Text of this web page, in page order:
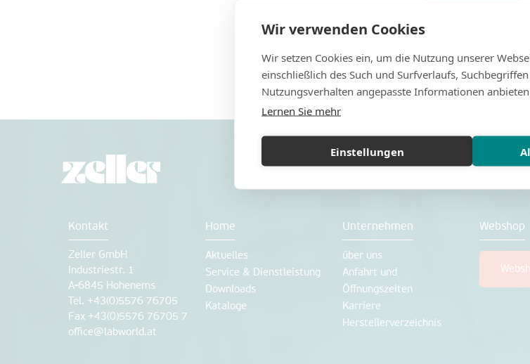
Wir verwenden Cookies
Wir setzen Cookies ein, um die Nutzung unserer
einschließlich des Such und Surfverlaufs,
Nutzungsverhalten angepasste Informationen
Lernen Sie mehr
Einstellungen
Kontakt
Zeller GmbH
Industriestr. 1
A-6845 Hohenems
Tel. +43(0)5576 76705
Fax +43(0)5576 76705 7
office@labworld.at
Home
Aktuelles
Service & Dienstleistung
Downloads
Kataloge
Unternehmen
über uns
Anfahrt und
Öffnungszeiten
Karriere
Herstellerverzeichnis
Webshop